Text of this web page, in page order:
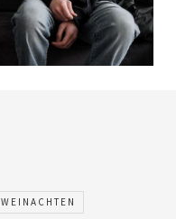
WEINACHTEN